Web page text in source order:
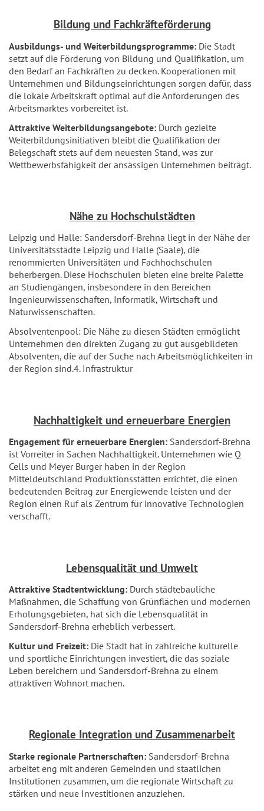
Bildung und Fachkräfteförderung
Ausbildungs- und Weiterbildungsprogramme: Die Stadt
setzt auf die Förderung von Bildung und Qualifikation, um
den Bedarf an Fachkräften zu decken. Kooperationen mit
Unternehmen und Bildungseinrichtungen sorgen dafür, dass
die lokale Arbeitskraft optimal auf die Anforderungen des
Arbeitsmarktes vorbereitet ist.
Attraktive Weiterbildungsangebote: Durch gezielte
Weiterbildungsinitiativen bleibt die Qualifikation der
Belegschaft stets auf dem neuesten Stand, was zur
Wettbewerbsfähigkeit der ansässigen Unternehmen beiträgt.
Nähe zu Hochschulstädten
Leipzig und Halle: Sandersdorf-Brehna liegt in der Nähe der
Universitätsstädte Leipzig und Halle (Saale), die
renommierten Universitäten und Fachhochschulen
beherbergen. Diese Hochschulen bieten eine breite Palette
an Studiengängen, insbesondere in den Bereichen
Ingenieurwissenschaften, Informatik, Wirtschaft und
Naturwissenschaften.
Absolventenpool: Die Nähe zu diesen Städten ermöglicht
Unternehmen den direkten Zugang zu gut ausgebildeten
Absolventen, die auf der Suche nach Arbeitsmöglichkeiten in
der Region sind.4. Infrastruktur
Nachhaltigkeit und erneuerbare Energien
Engagement für erneuerbare Energien: Sandersdorf-Brehna
ist Vorreiter in Sachen Nachhaltigkeit. Unternehmen wie Q
Cells und Meyer Burger haben in der Region
Mitteldeutschland Produktionsstätten errichtet, die einen
bedeutenden Beitrag zur Energiewende leisten und der
Region einen Ruf als Zentrum für innovative Technologien
verschafft.
Lebensqualität und Umwelt
Attraktive Stadtentwicklung: Durch städtebauliche
Maßnahmen, die Schaffung von Grünflächen und modernen
Erholungsgebieten, hat sich die Lebensqualität in
Sandersdorf-Brehna erheblich verbessert.
Kultur und Freizeit: Die Stadt hat in zahlreiche kulturelle
und sportliche Einrichtungen investiert, die das soziale
Leben bereichern und Sandersdorf-Brehna zu einem
attraktiven Wohnort machen.
Regionale Integration und Zusammenarbeit
Starke regionale Partnerschaften: Sandersdorf-Brehna
arbeitet eng mit anderen Gemeinden und staatlichen
Institutionen zusammen, um die regionale Wirtschaft zu
stärken und neue Investitionen anzuziehen.